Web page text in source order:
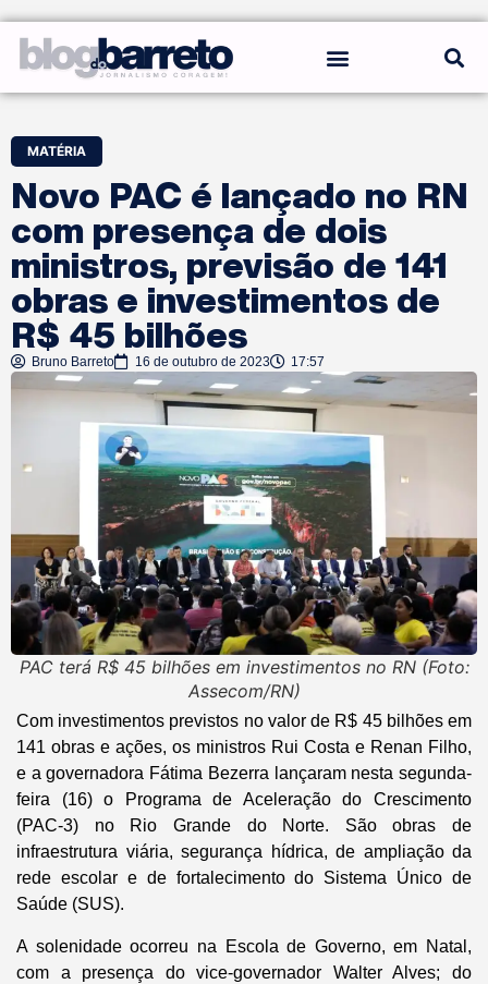
MATÉRIA
Novo PAC é lançado no RN
com presença de dois
ministros, previsão de 141
obras e investimentos de
R$ 45 bilhões
Bruno Barreto 16 de outubro de 2023 17:57
PAC terá R$ 45 bilhões em investimentos no RN (Foto:
Assecom/RN)
Com investimentos previstos no valor de R$ 45 bilhões em
141 obras e ações, os ministros Rui Costa e Renan Filho,
e a governadora Fátima Bezerra lançaram nesta segunda-
feira (16) o Programa de Aceleração do Crescimento
(PAC-3) no Rio Grande do Norte. São obras de
infraestrutura viária, segurança hídrica, de ampliação da
rede escolar e de fortalecimento do Sistema Único de
Saúde (SUS).
A solenidade ocorreu na Escola de Governo, em Natal,
com a presença do vice-governador Walter Alves; do